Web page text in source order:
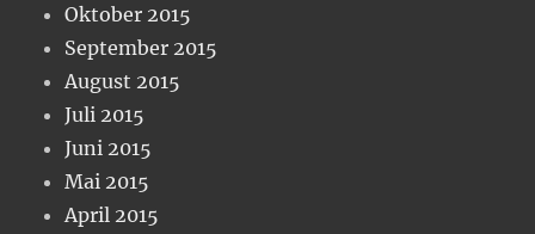
Oktober 2015
September 2015
August 2015
Juli 2015
Juni 2015
Mai 2015
April 2015